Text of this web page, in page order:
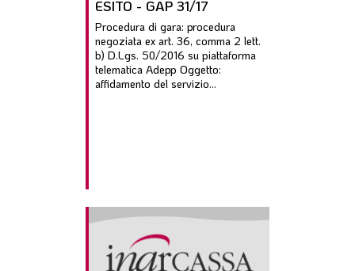
ESITO - GAP 31/17
Procedura di gara: procedura
negoziata ex art. 36, comma 2 lett.
b) D.Lgs. 50/2016 su piattaforma
telematica Adepp Oggetto:
affidamento del servizio...